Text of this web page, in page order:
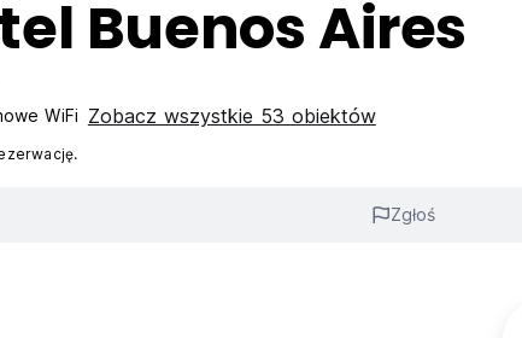
Buenos Aires
WiFi Zobacz wszystkie 53 obiektów
Zgłoś